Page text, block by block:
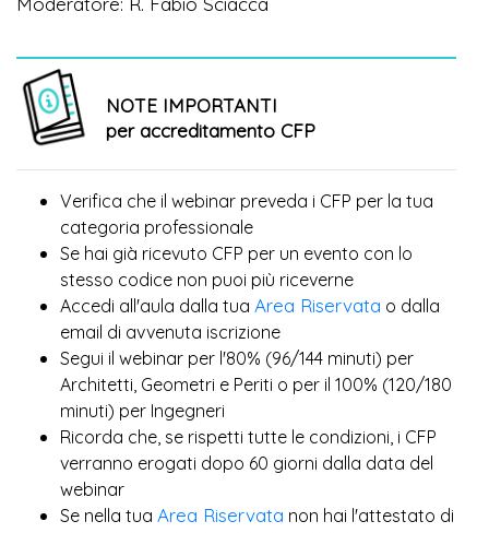
NOTE IMPORTANTI
per accreditamento CFP
Verifica che il webinar preveda i CFP per la tua
categoria professionale
Se hai già ricevuto CFP per un evento con lo
stesso codice non puoi più riceverne
Accedi all'aula dalla tua Area Riservata o dalla
email di avvenuta iscrizione
Segui il webinar per l'80% (96/144 minuti) per
Architetti, Geometri e Periti o per il 100% (120/180
minuti) per Ingegneri
Ricorda che, se rispetti tutte le condizioni, i CFP
verranno erogati dopo 60 giorni dalla data del
webinar
Se nella tua Area Riservata non hai l'attestato di